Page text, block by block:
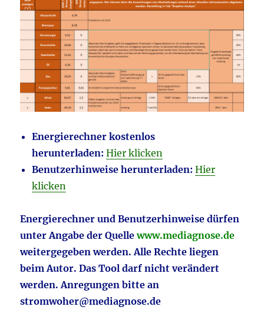
Energierechner kostenlos
herunterladen: Hier klicken
Benutzerhinweise herunterladen: Hier
klicken
Energierechner und Benutzerhinweise dürfen
unter Angabe der Quellewww.mediagnose.de
weitergegeben werden. Alle Rechte liegen
beim Autor. Das Tool darf nicht verändert
werden. Anregungen bitte an
stromwoher@mediagnose.de